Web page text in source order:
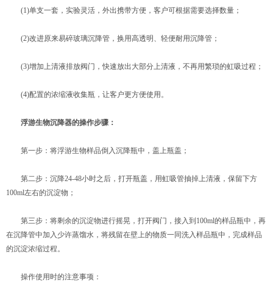
(1)单支一套，实验灵活，外出携带方便，客户可根据需要选择数量；
(2)改进原来易碎玻璃沉降管，换用高透明、轻便耐用沉降管；
(3)增加上清液排放阀门，快速放出大部分上清液，不再用繁琐的虹吸过程；
(4)配置的浓缩液收集瓶，让客户更方便使用。
浮游生物沉降器的操作步骤：
第一步：将浮游生物样品倒入沉降瓶中，盖上瓶盖；
第二步：沉降24-48小时之后，打开瓶盖，用虹吸管抽掉上清液，保留下方
100ml左右的沉淀物；
第三步：将剩余的沉淀物进行摇晃，打开阀门，接入到100ml的样品瓶中，再
在沉降管中加入少许蒸馏水，将残留在壁上的物质一同洗入样品瓶中，完成样品
的沉淀浓缩过程。
操作使用时的注意事项：